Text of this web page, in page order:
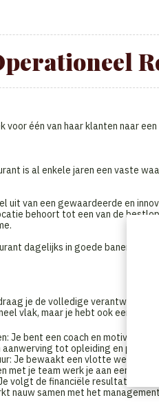
voor één van haar klanten naar
is al enkele jaren een vaste
uit van een gewaardeerde en
behoort tot een van de
dagelijks in goede banen te
je de volledige
vlak, maar je hebt ook een
Je bent een coach en motivator
aanwerving tot opleiding en
Je bewaakt een vlotte werking,
met je team werk je aan een
volgt de financiële resultaten op,
nauw samen met het